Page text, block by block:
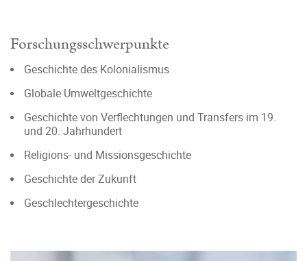
Forschungsschwerpunkte
Geschichte des Kolonialismus
Globale Umweltgeschichte
Geschichte von Verflechtungen und Transfers im 19.
und 20. Jahrhundert
Religions- und Missionsgeschichte
Geschichte der Zukunft
Geschlechtergeschichte